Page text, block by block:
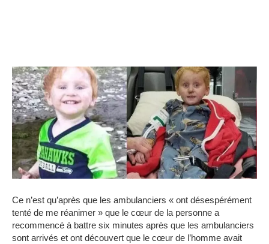
Ce n’est qu’après que les ambulanciers « ont désespérément
tenté de me réanimer » que le cœur de la personne a
recommencé à battre six minutes après que les ambulanciers
sont arrivés et ont découvert que le cœur de l’homme avait